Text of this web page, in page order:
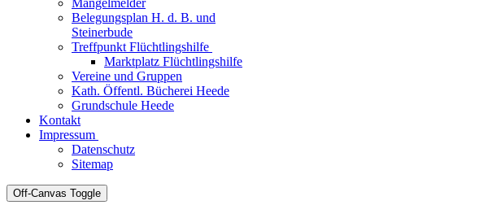
Mängelmelder
Belegungsplan H. d. B. und
Steinerbude
Treffpunkt Flüchtlingshilfe
Marktplatz Flüchtlingshilfe
Vereine und Gruppen
Kath. Öffentl. Bücherei Heede
Grundschule Heede
Kontakt
Impressum
Datenschutz
Sitemap
Off-Canvas Toggle